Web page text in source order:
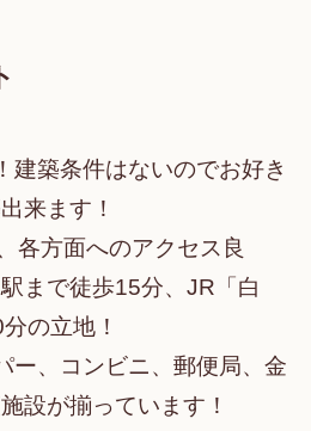
建築条件はないのでお好き
来ます！
各方面へのアクセス良
まで徒歩15分、JR「白
の立地！
ー、コンビニ、郵便局、金
設が揃っています！